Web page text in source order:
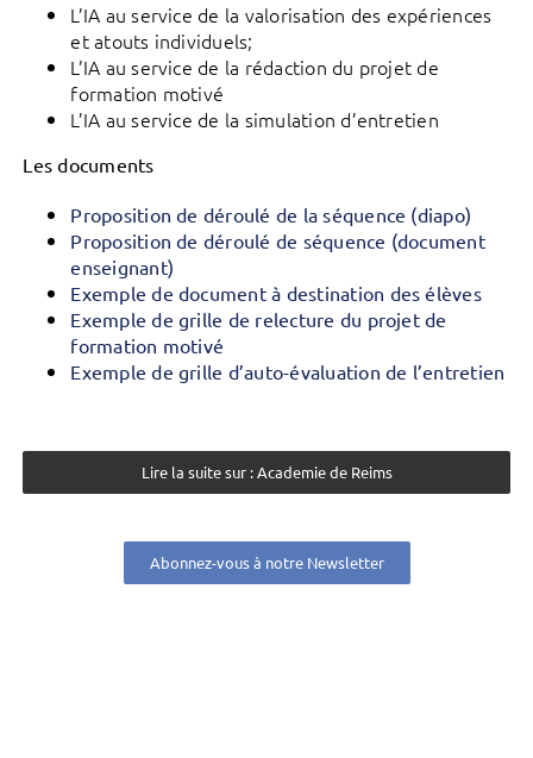
L’IA au service de la valorisation des expériences
et atouts individuels;
L’IA au service de la rédaction du projet de
formation motivé
L’IA au service de la simulation d’entretien
Les documents
Proposition de déroulé de la séquence (diapo)
Proposition de déroulé de séquence (document
enseignant)
Exemple de document à destination des élèves
Exemple de grille de relecture du projet de
formation motivé
Exemple de grille d’auto-évaluation de l’entretien
Lire la suite sur : Academie de Reims
Abonnez-vous à notre Newsletter